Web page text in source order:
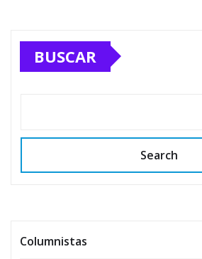
BUSCAR
Search
Columnistas